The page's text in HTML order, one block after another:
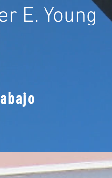
E. Young